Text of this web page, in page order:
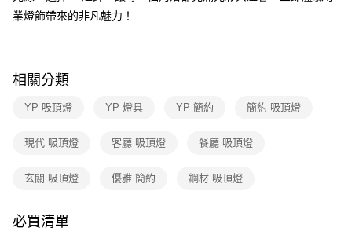
便利好安心！
１．簡單：不需註冊會員、不需綁卡、不需儲值。
【「AFTEE先享後付」結帳流程】
１．於結帳方式選擇「AFTEE先享後付」後，將跳轉至「AFTEE先享後付」
結帳頁面，進行簡訊認證並確認金額後，即可完成結帳。
ATM／網路銀行／等多元方式進行付款，方視為交易完成。
購買商品的店家。未經商家同意取消之訂單仍視為有效，需透過AFTEE先享
是否繳費成功／繳費後需取消欲退款等相關疑問，請聯繫「AFTEE先享後付
客戶支援中心」
每筆NT$180，滿NT$5,000(含以上)免運費
業燈飾帶來的非凡魅力！
相關分類
YP 吸頂燈 YP 燈具 YP 簡約 簡約 吸頂燈
現代 吸頂燈 客廳 吸頂燈 餐廳 吸頂燈
玄關 吸頂燈 優雅 簡約 鋼材 吸頂燈
必買清單